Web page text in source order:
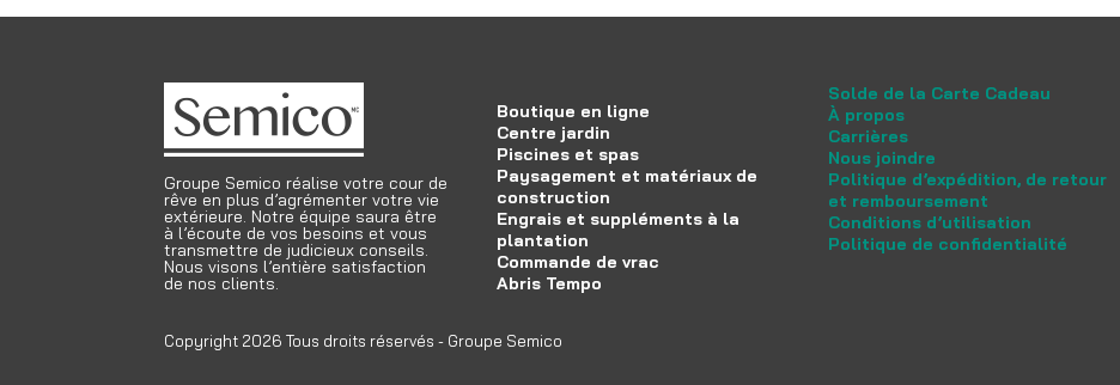
Groupe Semico réalise votre cour de
rêve en plus d’agrémenter votre vie
extérieure. Notre équipe saura être
à l’écoute de vos besoins et vous
transmettre de judicieux conseils.
Nous visons l’entière satisfaction
de nos clients.
Boutique en ligne
Centre jardin
Piscines et spas
Paysagement et matériaux de
construction
Engrais et suppléments à la
plantation
Commande de vrac
Abris Tempo
Solde de la Carte Cadeau
À propos
Carrières
Nous joindre
Politique d’expédition, de retour
et remboursement
Conditions d’utilisation
Politique de confidentialité
Copyright 2026 Tous droits réservés - Groupe Semico